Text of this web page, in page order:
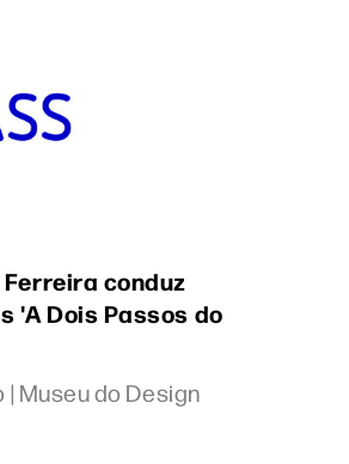
conduz
'A Dois Passos do
| Museu do Design